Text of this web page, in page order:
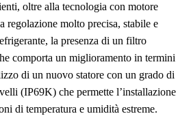
oltre alla tecnologia con motore
regolazione molto precisa, stabile e
la presenza di un filtro
comporta un miglioramento in termini
di un nuovo statore con un grado di
(IP69K) che permette l’installazione
di temperatura e umidità estreme.